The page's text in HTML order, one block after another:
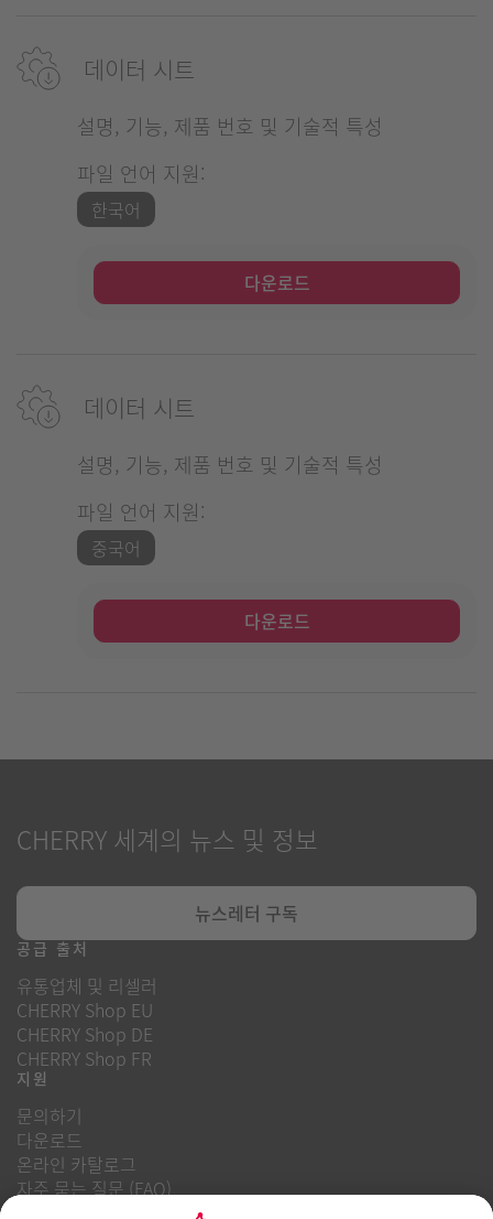
데이터 시트
설명, 기능, 제품 번호 및 기술적 특성
파일 언어 지원:
한국어
다운로드
데이터 시트
설명, 기능, 제품 번호 및 기술적 특성
파일 언어 지원:
중국어
다운로드
CHERRY 세계의 뉴스 및 정보
뉴스레터 구독
공급 출처
유통업체 및 리셀러
CHERRY Shop EU
CHERRY Shop DE
CHERRY Shop FR
지원
문의하기
다운로드
온라인 카탈로그
자주 묻는 질문 (FAQ)